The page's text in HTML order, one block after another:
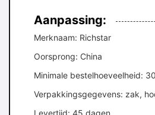
Aanpassing:
Merknaam: Richstar
Oorsprong: China
Minimale bestelhoeveelheid:
Verpakkingsgegevens: zak,
Levertijd: 45 dagen